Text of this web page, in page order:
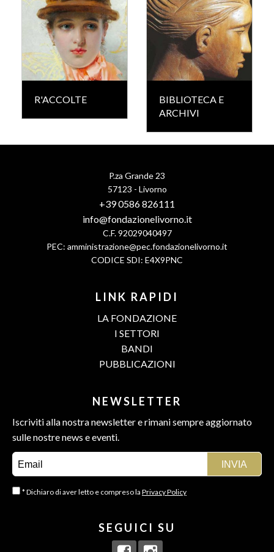
R'ACCOLTE
BIBLIOTECA E
ARCHIVI
P.za Grande 23
57123 - Livorno
+39 0586 826111
info@fondazionelivorno.it
C.F. 92029040497
PEC: amministrazione@pec.fondazionelivorno.it
CODICE SDI: E4X9PNC
LINK RAPIDI
LA FONDAZIONE
I SETTORI
BANDI
PUBBLICAZIONI
NEWSLETTER
Iscriviti alla nostra newsletter e rimani sempre aggiornato
sulle nostre news e eventi.
* Dichiaro di aver letto e compreso la Privacy Policy
SEGUICI SU